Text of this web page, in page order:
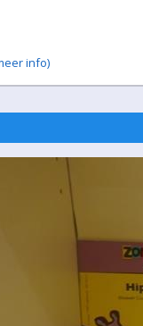
info)